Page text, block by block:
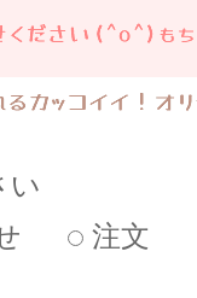
い
注文